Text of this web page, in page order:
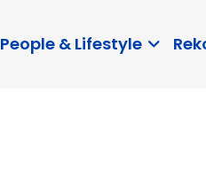
People & Lifestyle